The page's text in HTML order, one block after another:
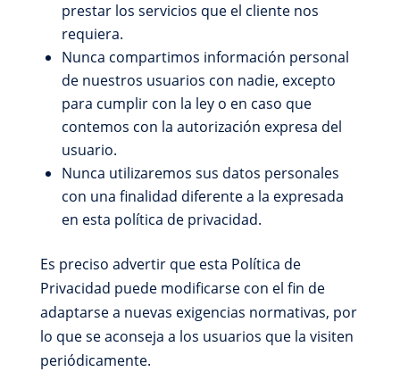
prestar los servicios que el cliente nos
requiera.
Nunca compartimos información personal
de nuestros usuarios con nadie, excepto
para cumplir con la ley o en caso que
contemos con la autorización expresa del
usuario.
Nunca utilizaremos sus datos personales
con una finalidad diferente a la expresada
en esta política de privacidad.
Es preciso advertir que esta Política de
Privacidad puede modificarse con el fin de
adaptarse a nuevas exigencias normativas, por
lo que se aconseja a los usuarios que la visiten
periódicamente.